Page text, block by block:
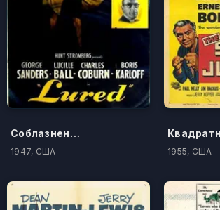
Соблазненный
1947, США 1955, США